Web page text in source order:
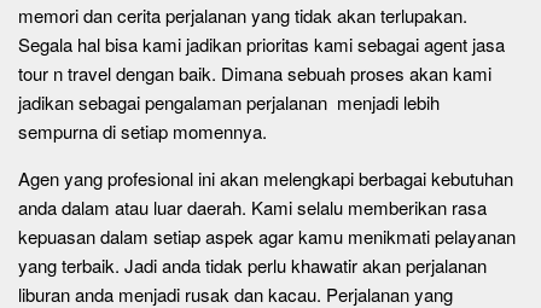
memori dan cerita perjalanan yang tidak akan terlupakan.
Segala hal bisa kami jadikan prioritas kami sebagai agent jasa
tour n travel dengan baik. Dimana sebuah proses akan kami
jadikan sebagai pengalaman perjalanan menjadi lebih
sempurna di setiap momennya.
Agen yang profesional ini akan melengkapi berbagai kebutuhan
anda dalam atau luar daerah. Kami selalu memberikan rasa
kepuasan dalam setiap aspek agar kamu menikmati pelayanan
yang terbaik. Jadi anda tidak perlu khawatir akan perjalanan
liburan anda menjadi rusak dan kacau. Perjalanan yang